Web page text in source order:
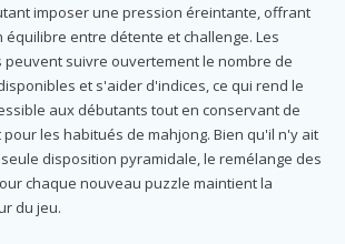
imposer une pression éreintante, offrant
équilibre entre détente et challenge. Les
peuvent suivre ouvertement le nombre de
et s'aider d'indices, ce qui rend le
aux débutants tout en conservant de
les habitués de mahjong. Bien qu'il n'y ait
disposition pyramidale, le remélange des
chaque nouveau puzzle maintient la
du jeu.